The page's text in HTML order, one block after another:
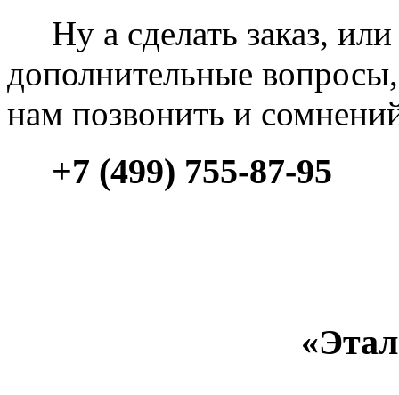
Ну а сделать заказ, или
дополнительные вопросы,
нам позвонить и
+7 (499) 755-87-95